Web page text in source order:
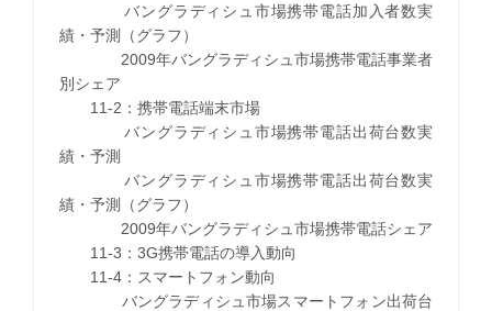
バングラディシュ市場携帯電話加入者数実
績・予測（グラフ）
2009年バングラディシュ市場携帯電話事業者
別シェア
11-2：携帯電話端末市場
バングラディシュ市場携帯電話出荷台数実
績・予測
バングラディシュ市場携帯電話出荷台数実
績・予測（グラフ）
2009年バングラディシュ市場携帯電話シェア
11-3：3G携帯電話の導入動向
11-4：スマートフォン動向
バングラディシュ市場スマートフォン出荷台